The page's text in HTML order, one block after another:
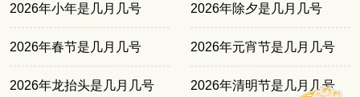
2026年小年是几月几号 2026年除夕是几月几号
2026年春节是几月几号 2026年元宵节是几月几号
2026年龙抬头是几月几号 2026年清明节是几月几号